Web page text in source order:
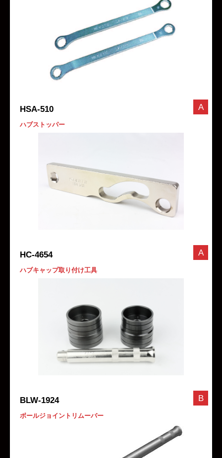
HSA-510
ハブストッパー
A
HC-4654
ハブキャップ取り付け工具
A
BLW-1924
ボールジョイントリムーバー
B